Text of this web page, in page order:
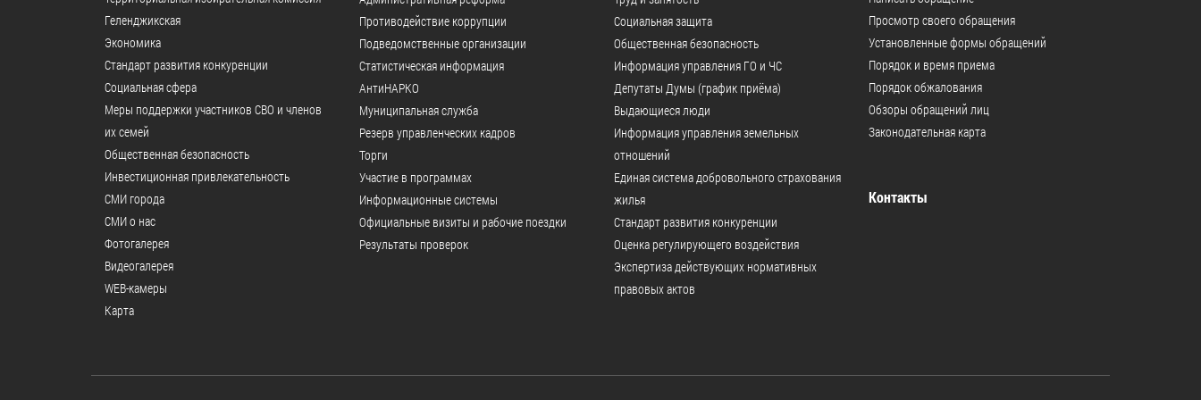
образования
Список руководителей
КОНТАКТЫ
Муниципальная служба
Информация о закупках товаров,
работ, услуг
ТОС
Геленджикcкая
Экономика
Стандарт развития конкуренции
Социальная сфера
Меры поддержки участников СВО и членов
их семей
Общественная безопасность
Инвестиционная привлекательность
СМИ города
СМИ о нас
Фотогалерея
Видеогалерея
WEB-камеры
Карта
Противодействие коррупции
Подведомственные организации
Статистическая информация
АнтиНАРКО
Муниципальная служба
Резерв управленческих кадров
Торги
Участие в программах
Информационные системы
Официальные визиты и рабочие поездки
Результаты проверок
Социальная защита
Общественная безопасность
Информация управления ГО и ЧС
Депутаты Думы (график приёма)
Выдающиеся люди
Информация управления земельных
отношений
Единая система добровольного страхования
жилья
Стандарт развития конкуренции
Оценка регулирующего воздействия
Экспертиза действующих нормативных
правовых актов
Просмотр своего обращения
Установленные формы обращений
Порядок и время приема
Порядок обжалования
Обзоры обращений лиц
Законодательная карта
Контакты